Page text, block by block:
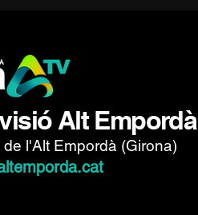
Alt Empordà
l'Alt Empordà (Girona)